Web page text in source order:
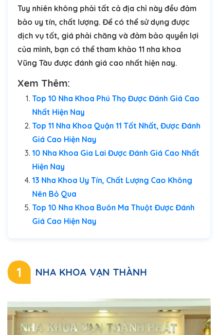
Tuy nhiên không phải tất cả địa chỉ này đều đảm
bảo uy tín, chất lượng. Để có thể sử dụng được
dịch vụ tốt, giá phải chăng và đảm bảo quyền lợi
của mình, bạn có thể tham khảo 11 nha khoa
Vũng Tàu được đánh giá cao nhất hiện nay.
Xem Thêm:
Top 10 Nha Khoa Phú Thọ Được Đánh Giá Cao
Nhất Hiện Nay
Top 11 Nha Khoa Quận 11 Tốt Nhất, Được Đánh
Giá Cao Hiện Nay
10 Nha Khoa Gia Lai Được Đánh Giá Cao Nhất
Hiện Nay
13 Nha Khoa Uy Tín, Chất Lượng Cao Không
Nên Bỏ Qua
Top 10 Nha Khoa Buôn Ma Thuột Được Đánh
Giá Cao Hiện Nay
1 NHA KHOA VẠN THÀNH